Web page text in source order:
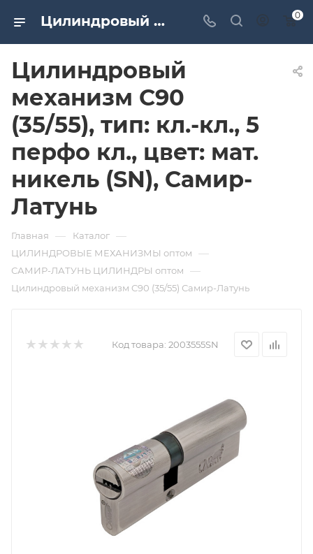
Цилиндровый механизм C90 (35/55), тип: кл.-кл., 5 перфо кл., цвет: мат. никель (SN), Самир-Латунь. Дверная и мебельная фурнитура САМИР-КИЛИТ | Оптовые поставки 0
Цилиндровый
механизм C90
(35/55), тип: кл.-кл., 5
перфо кл., цвет: мат.
никель (SN), Самир-
Латунь
Главная — Каталог —
ЦИЛИНДРОВЫЕ МЕХАНИЗМЫ оптом —
САМИР-ЛАТУНЬ ЦИЛИНДРЫ оптом —
Цилиндровый механизм C90 (35/55) Самир-Латунь
Код товара: 2003555SN